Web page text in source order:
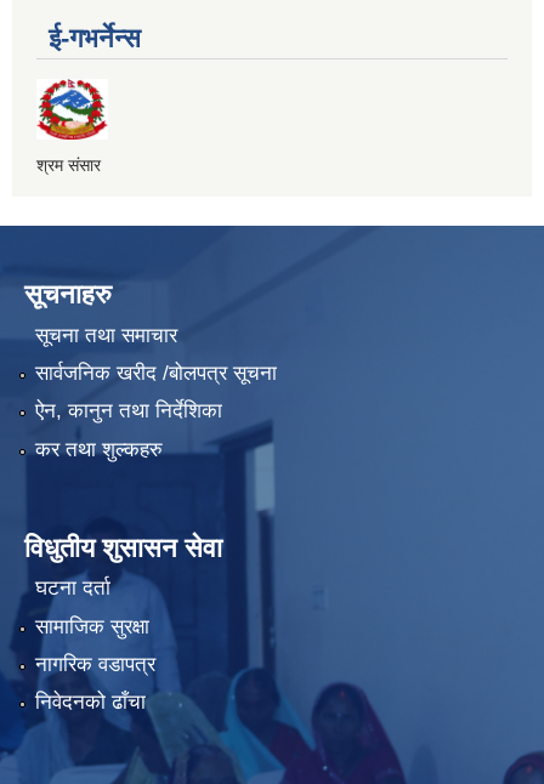
ई-गभर्नेन्स
श्रम संसार
सूचनाहरु
सूचना तथा समाचार
सार्वजनिक खरीद /बोलपत्र सूचना
ऐन, कानुन तथा निर्देशिका
कर तथा शुल्कहरु
विधुतीय शुसासन सेवा
घटना दर्ता
सामाजिक सुरक्षा
नागरिक वडापत्र
निवेदनको ढाँचा